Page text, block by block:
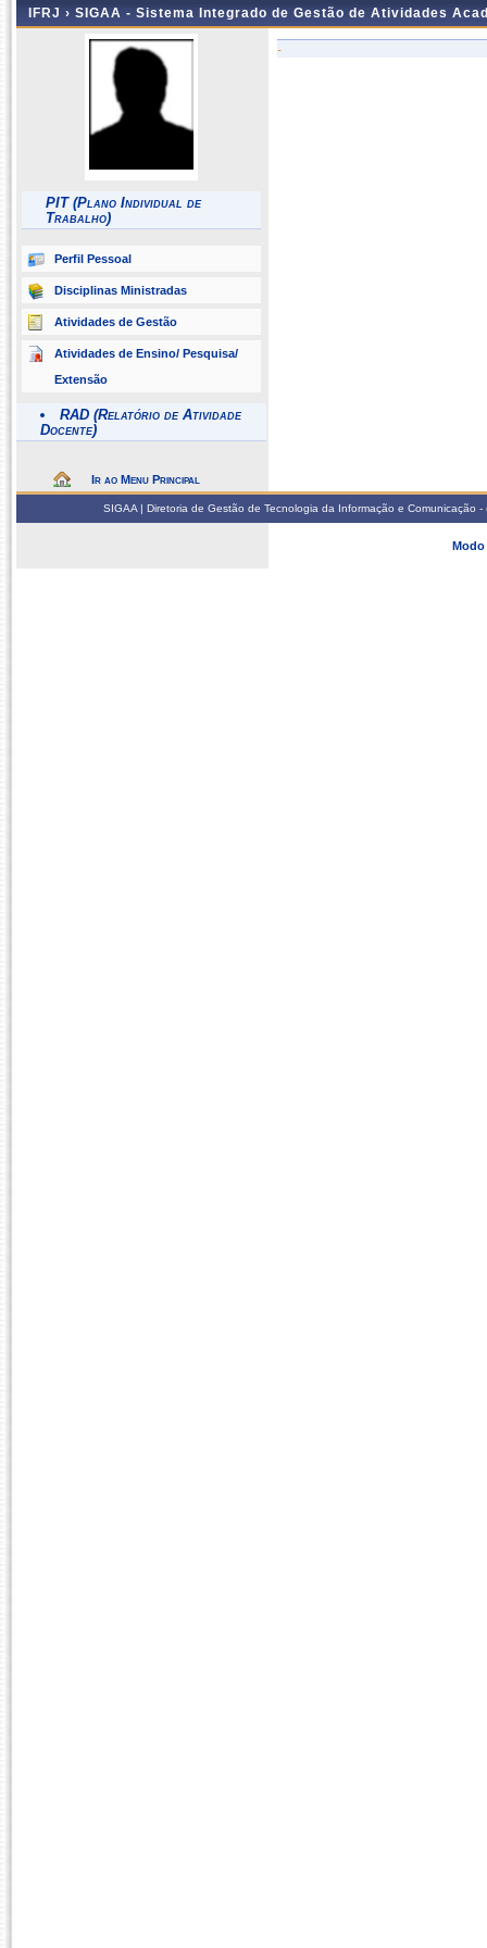
IFRJ › SIGAA - Sistema Integrado de Gestão de Atividades
PIT (Plano Individual de
Trabalho)
Perfil Pessoal
Disciplinas Ministradas
Atividades de Gestão
Atividades de Ensino/ Pesquisa/
Extensão
RAD (Relatório de Atividade
Docente)
Ir ao Menu Principal
-
SIGAA | Diretoria de Gestão de Tecnologia da Informação e
Modo